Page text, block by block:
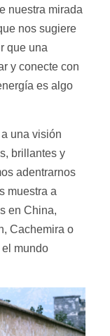
nuestra mirada
nos sugiere
que una
y conecte con
es algo
una visión
brillantes y
adentrarnos
muestra a
en China,
Cachemira o
mundo